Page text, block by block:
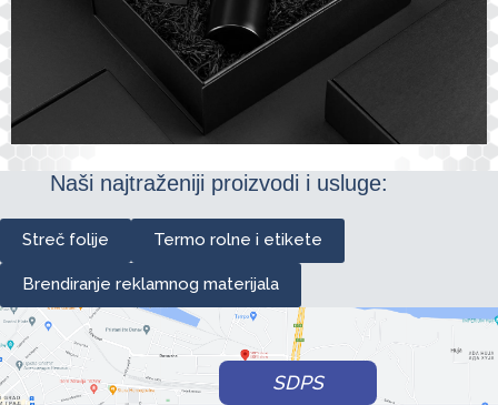
Naši najtraženiji proizvodi i usluge:
Streč folije Termo rolne i etikete
Brendiranje reklamnog materijala
SDPS